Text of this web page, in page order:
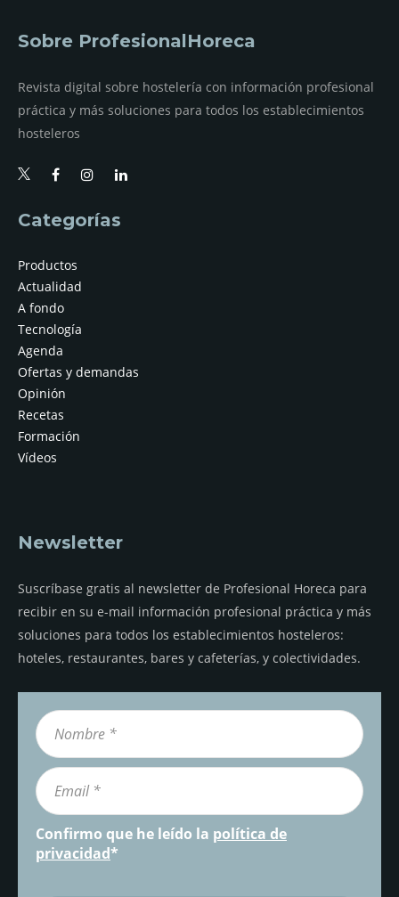
Sobre ProfesionalHoreca
Revista digital sobre hostelería con información profesional
práctica y más soluciones para todos los establecimientos
hosteleros
Categorías
Productos
Actualidad
A fondo
Tecnología
Agenda
Ofertas y demandas
Opinión
Recetas
Formación
Vídeos
Newsletter
Suscríbase gratis al newsletter de Profesional Horeca para
recibir en su e-mail información profesional práctica y más
soluciones para todos los establecimientos hosteleros:
hoteles, restaurantes, bares y cafeterías, y colectividades.
Confirmo que he leído la política de
privacidad*